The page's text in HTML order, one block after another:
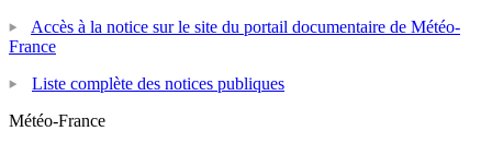
Accès à la notice sur le site du portail documentaire de Météo-
France
Liste complète des notices publiques
Météo-France